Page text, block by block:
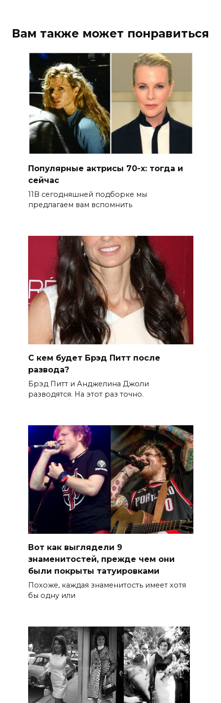
Вам также может понравиться
Популярные актрисы 70-х: тогда и
сейчас
11В сегодняшней подборке мы
предлагаем вам вспомнить
С кем будет Брэд Питт после
развода?
Брэд Питт и Анджелина Джоли
разводятся. На этот раз точно.
Вот как выглядели 9
знаменитостей, прежде чем они
были покрыты татуировками
Похоже, каждая знаменитость имеет хотя
бы одну или